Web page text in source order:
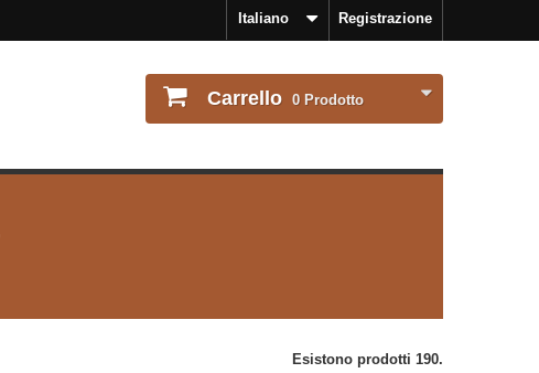
Registrazione
Italiano
Carrello 0 Prodotto
Esistono prodotti 190.